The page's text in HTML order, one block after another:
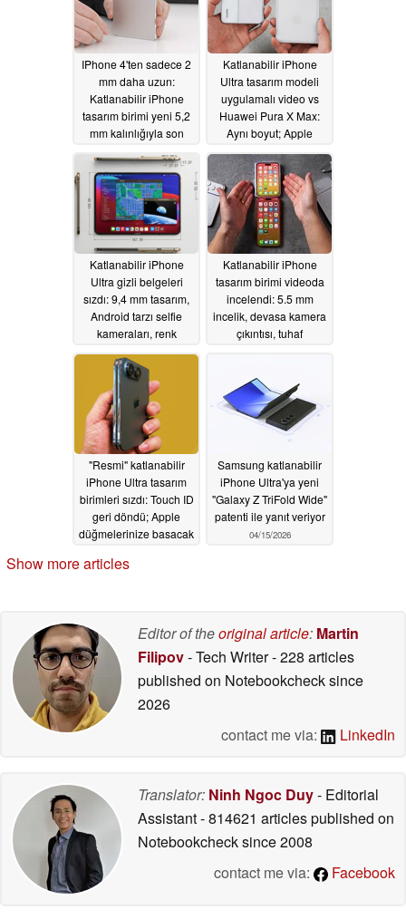
IPhone 4'ten sadece 2
mm daha uzun:
Katlanabilir iPhone
tasarım birimi yeni 5,2
mm kalınlığıyla son
05/06/2026
Katlanabilir iPhone
Ultra tasarım modeli
uygulamalı video vs
Huawei Pura X Max:
Aynı boyut; Apple
04/30/2026
Katlanabilir iPhone
Ultra gizli belgeleri
sızdı: 9,4 mm tasarım,
Android tarzı selfie
kameraları, renk
04/26/2026
Katlanabilir iPhone
tasarım birimi videoda
incelendi: 5.5 mm
incelik, devasa kamera
çıkıntısı, tuhaf
"Resmi" katlanabilir
iPhone Ultra tasarım
birimleri sızdı: Touch ID
geri döndü; Apple
düğmelerinize basacak
Samsung katlanabilir
iPhone Ultra'ya yeni
"Galaxy Z TriFold Wide"
patenti ile yanıt veriyor
04/15/2026
Show more articles
Editor of theoriginal article: Martin
Filipov- Tech Writer- 228 articles
published on Notebookchecksince
2026
contact me via:
LinkedIn
Translator: Ninh Ngoc Duy- Editorial
Assistant- 814621 articles published on
Notebookchecksince 2008
contact me via:
Facebook